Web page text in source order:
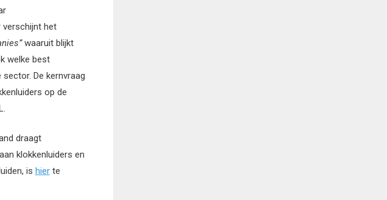
verschijnt het
waaruit blijkt
welke best
De kernvraag
op de
draagt
klokkenluiders en
is hierte